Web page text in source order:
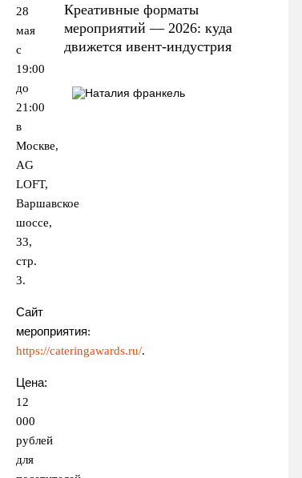
28
мая
с
19:00
до
21:00
в
Москве,
АG
LOFT,
Варшавское
шоссе,
33,
стр.
3.
Сайт
мероприятия:
https://cateringawards.ru/.
Цена:
12
000
рублей
для
Креативные форматы
мероприятий — 2026: куда
движется ивент-индустрия